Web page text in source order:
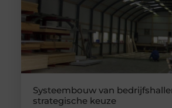
Systeembouw van
strategische keuze